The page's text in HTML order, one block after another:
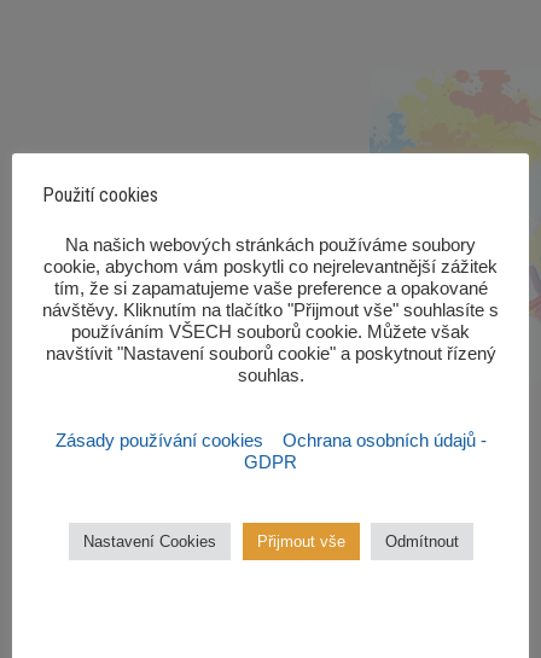
Zájmové kroužky
Použití cookies
‎Na našich webových stránkách používáme soubory
cookie, abychom vám poskytli co nejrelevantnější zážitek
tím, že si zapamatujeme vaše preference a opakované
návštěvy. Kliknutím na tlačítko "Přijmout vše" souhlasíte s
používáním VŠECH souborů cookie. Můžete však
navštívit "Nastavení souborů cookie" a poskytnout řízený
souhlas.‎
Zásady používání cookies
Ochrana osobních údajů -
GDPR
Nastavení Cookies Přijmout vše Odmítnout